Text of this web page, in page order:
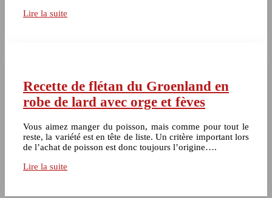
Lire la suite
Recette de flétan du Groenland en
robe de lard avec orge et fèves
Vous aimez manger du poisson, mais comme pour tout le
reste, la variété est en tête de liste. Un critère important lors
de l’achat de poisson est donc toujours l’origine….
Lire la suite